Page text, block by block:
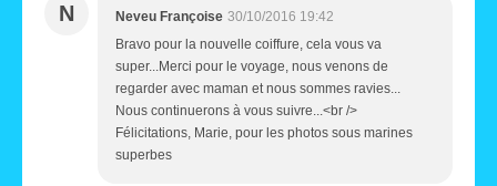
N Neveu Françoise 30/10/2016 19:42
Bravo pour la nouvelle coiffure, cela vous va
super...Merci pour le voyage, nous venons de
regarder avec maman et nous sommes ravies...
Nous continuerons à vous suivre...<br />
Félicitations, Marie, pour les photos sous marines
superbes